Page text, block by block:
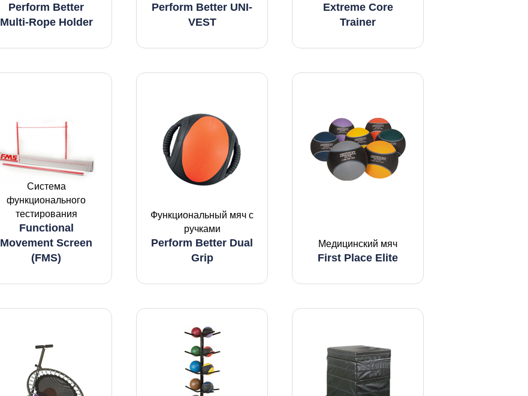
Perform Better
Multi-Rope Holder
Perform Better UNI-
VEST
Extreme Core
Trainer
Система
функционального
тестирования
Functional
Movement Screen
(FMS)
Функциональный мяч с
ручками
Perform Better Dual
Grip
Медицинский мяч
First Place Elite